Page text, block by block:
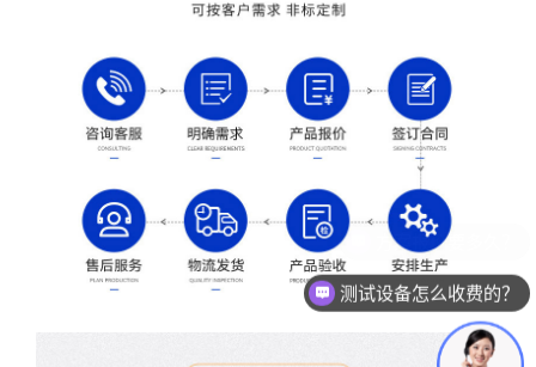
测试设备怎么收费的？
现在有优惠活动么？